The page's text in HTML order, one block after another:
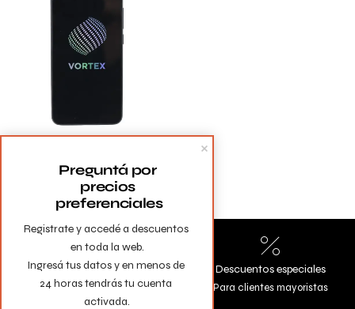
3gb/ 32gb
Envíos a todo el país
Gratis en compras mayores a
$10.000
Descuentos especiales
Para clientes mayoristas
Registrate y accedé a descuentos
en toda la web.
Ingresá tus datos y en menos de
24 horas tendrás tu cuenta
activada.
Preguntá por
precios
preferenciales